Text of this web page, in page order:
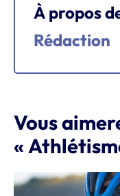
À propos
Rédaction
Vous
«